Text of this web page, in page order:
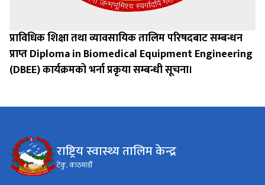
प्राविधिक शिक्षा तथा व्यावसायिक तालिम परिषदबाट सम्बन्धन
प्राप्त Diploma in Biomedical Equipment Engineering
(DBEE) कार्यक्रमको भर्ना प्रकृया सम्बन्धी सूचना।
राष्ट्रिय स्वास्थ्य तालिम केन्द्र
टेकु, काठमाडौँ